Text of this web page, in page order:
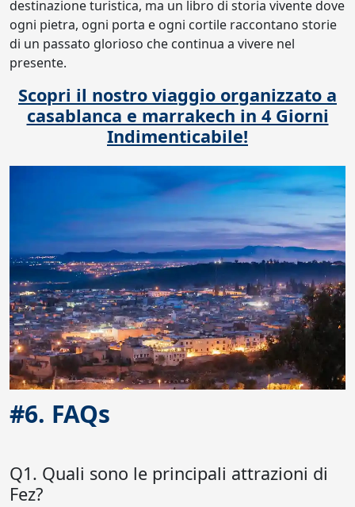
destinazione turistica, ma un libro di storia vivente dove
ogni pietra, ogni porta e ogni cortile raccontano storie
di un passato glorioso che continua a vivere nel
presente.
Scopri il nostro viaggio organizzato a
casablanca e marrakech in 4 Giorni
Indimenticabile!
#6. FAQs
Q1. Quali sono le principali attrazioni di
Fez?